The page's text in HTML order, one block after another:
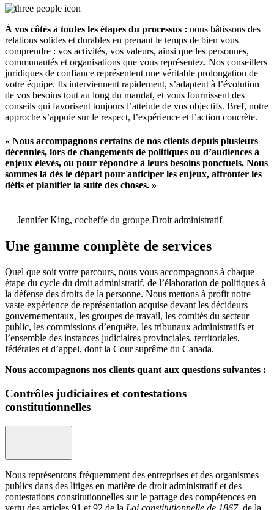
À vos côtés à toutes les étapes du processus : nous bâtissons des
relations solides et durables en prenant le temps de bien vous
comprendre : vos activités, vos valeurs, ainsi que les personnes,
communautés et organisations que vous représentez. Nos conseillers
juridiques de confiance représentent une véritable prolongation de
votre équipe. Ils interviennent rapidement, s’adaptent à l’évolution
de vos besoins tout au long du mandat, et vous fournissent des
conseils qui favorisent toujours l’atteinte de vos objectifs. Bref, notre
approche s’appuie sur le respect, l’expérience et l’action concrète.
« Nous accompagnons certains de nos clients depuis plusieurs
décennies, lors de changements de politiques ou d’audiences à
enjeux élevés, ou pour répondre à leurs besoins ponctuels. Nous
sommes là dès le départ pour anticiper les enjeux, affronter les
défis et planifier la suite des choses. »
— Jennifer King, cocheffe du groupe Droit administratif
Une gamme complète de services
Quel que soit votre parcours, nous vous accompagnons à chaque
étape du cycle du droit administratif, de l’élaboration de politiques à
la défense des droits de la personne. Nous mettons à profit notre
vaste expérience de représentation acquise devant les décideurs
gouvernementaux, les groupes de travail, les comités du secteur
public, les commissions d’enquête, les tribunaux administratifs et
l’ensemble des instances judiciaires provinciales, territoriales,
fédérales et d’appel, dont la Cour suprême du Canada.
Nous accompagnons nos clients quant aux questions suivantes :
Contrôles judiciaires et contestations
constitutionnelles
Nous représentons fréquemment des entreprises et des organismes
publics dans des litiges en matière de droit administratif et des
contestations constitutionnelles sur le partage des compétences en
vertu des articles 91 et 92 de la Loi constitutionnelle de 1867, de la